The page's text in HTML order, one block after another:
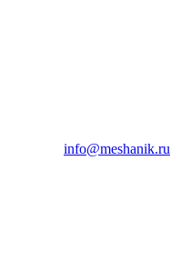
info@meshanik.ru